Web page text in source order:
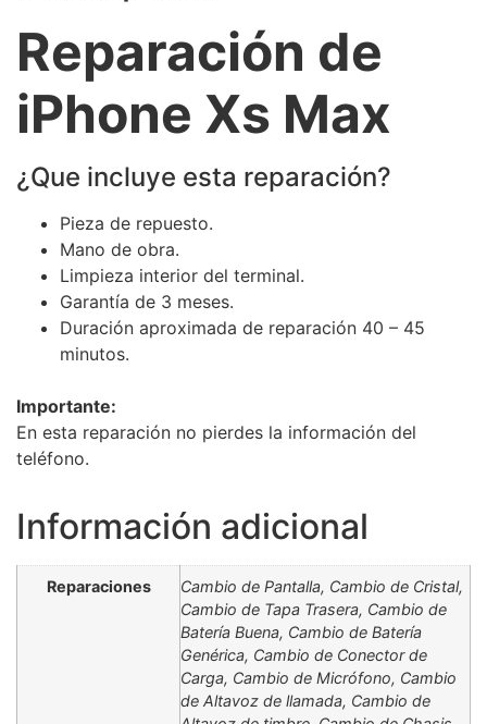
Reparación de
iPhone Xs Max
¿Que incluye esta reparación?
Pieza de repuesto.
Mano de obra.
Limpieza interior del terminal.
Garantía de 3 meses.
Duración aproximada de reparación 40 – 45
minutos.
Importante:
En esta reparación no pierdes la información del
teléfono.
Información adicional
Reparaciones
Cambio de Pantalla, Cambio de Cristal,
Cambio de Tapa Trasera, Cambio de
Batería Buena, Cambio de Batería
Genérica, Cambio de Conector de
Carga, Cambio de Micrófono, Cambio
de Altavoz de llamada, Cambio de